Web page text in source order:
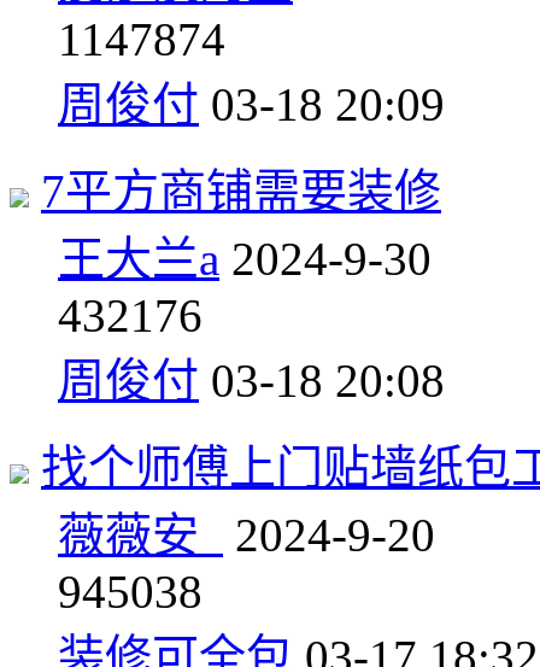
1147874
周俊付 03-18 20:09
7平方商铺需要装修
王大兰a 2024-9-30
432176
周俊付 03-18 20:08
找个师傅上门贴墙纸包
薇薇安_
2024-9-20
945038
装修可全包 03-17 18:32